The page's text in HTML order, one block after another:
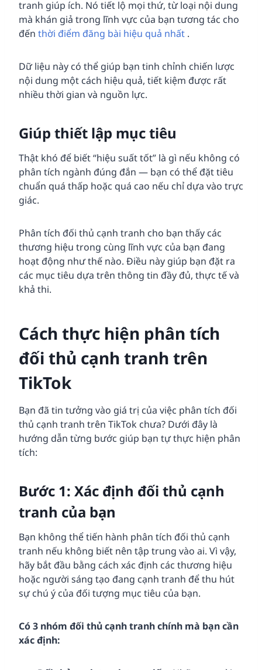
tranh giúp ích. Nó tiết lộ mọi thứ, từ loại nội dung
mà khán giả trong lĩnh vực của bạn tương tác cho
đến thời điểm đăng bài hiệu quả nhất .
Dữ liệu này có thể giúp bạn tinh chỉnh chiến lược
nội dung một cách hiệu quả, tiết kiệm được rất
nhiều thời gian và nguồn lực.
Giúp thiết lập mục tiêu
Thật khó để biết “hiệu suất tốt” là gì nếu không có
phân tích ngành đúng đắn — bạn có thể đặt tiêu
chuẩn quá thấp hoặc quá cao nếu chỉ dựa vào trực
giác.
Phân tích đối thủ cạnh tranh cho bạn thấy các
thương hiệu trong cùng lĩnh vực của bạn đang
hoạt động như thế nào. Điều này giúp bạn đặt ra
các mục tiêu dựa trên thông tin đầy đủ, thực tế và
khả thi.
Cách thực hiện phân tích
đối thủ cạnh tranh trên
TikTok
Bạn đã tin tưởng vào giá trị của việc phân tích đối
thủ cạnh tranh trên TikTok chưa? Dưới đây là
hướng dẫn từng bước giúp bạn tự thực hiện phân
tích:
Bước 1: Xác định đối thủ cạnh
tranh của bạn
Bạn không thể tiến hành phân tích đối thủ cạnh
tranh nếu không biết nên tập trung vào ai. Vì vậy,
hãy bắt đầu bằng cách xác định các thương hiệu
hoặc người sáng tạo đang cạnh tranh để thu hút
sự chú ý của đối tượng mục tiêu của bạn.
Có 3 nhóm đối thủ cạnh tranh chính mà bạn cần
xác định: